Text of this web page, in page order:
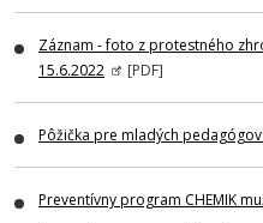
Záznam - foto z protestného
15.6.2022
[PDF]
Pôžička pre mladých
Preventívny program CHEMIK